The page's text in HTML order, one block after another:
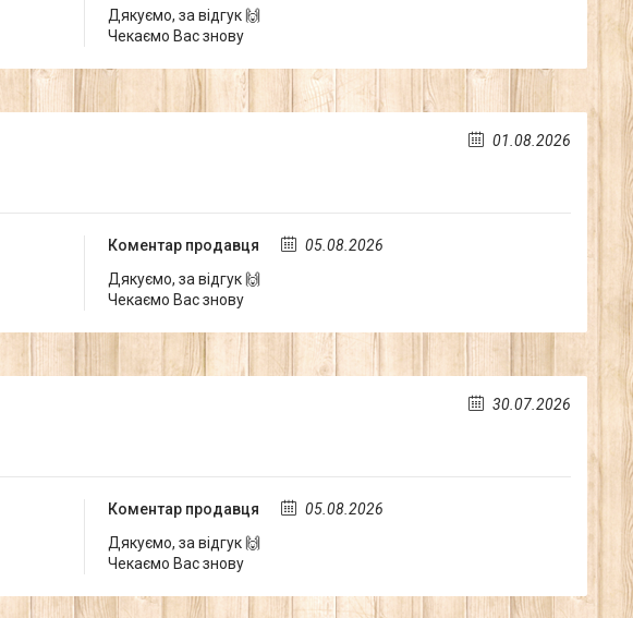
Дякуємо, за відгук 🙌
Чекаємо Вас знову
01.08.2026
Коментар продавця
05.08.2026
Дякуємо, за відгук 🙌
Чекаємо Вас знову
30.07.2026
Коментар продавця
05.08.2026
Дякуємо, за відгук 🙌
Чекаємо Вас знову